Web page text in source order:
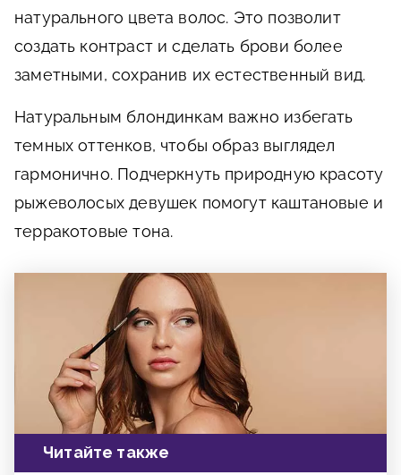
натурального цвета волос. Это позволит
создать контраст и сделать брови более
заметными, сохранив их естественный вид.
Натуральным блондинкам важно избегать
темных оттенков, чтобы образ выглядел
гармонично. Подчеркнуть природную красоту
рыжеволосых девушек помогут каштановые и
терракотовые тона.
Читайте также